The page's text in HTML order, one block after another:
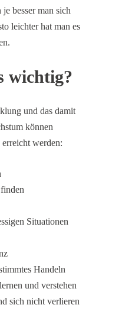
besser man sich
leichter hat man es
wichtig?
und das damit
können
werden:
Situationen
Handeln
und verstehen
sich nicht verlieren